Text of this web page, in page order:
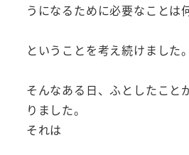
うになるために必要なことは
ということを考え続けました。
そんなある日、ふとしたこと
りました。
それは